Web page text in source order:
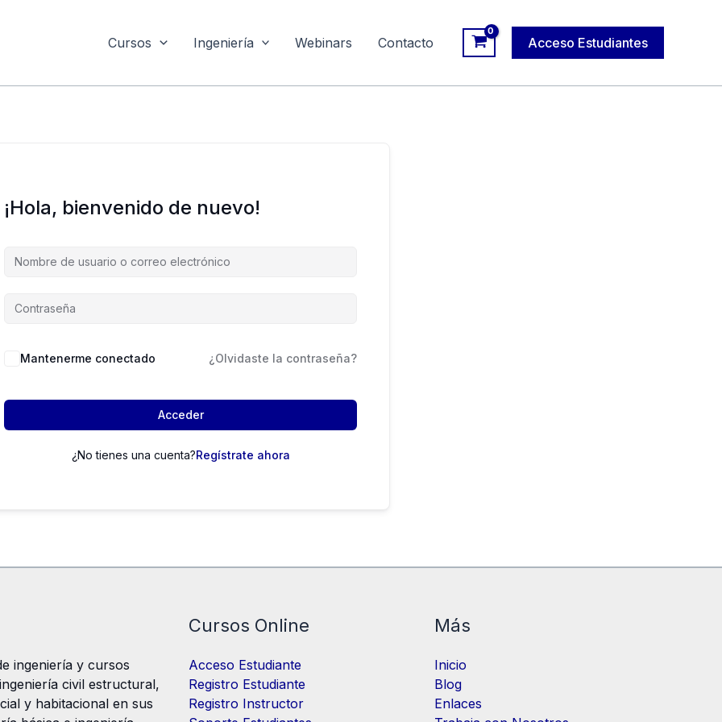
Cursos Ingeniería Webinars Contacto Acceso Estudiantes
¡Hola, bienvenido de nuevo!
Mantenerme conectado ¿Olvidaste la contraseña?
Acceder
¿No tienes una cuenta?Regístrate ahora
ingeniería y cursos
civil estructural,
y habitacional en sus
Cursos Online
Acceso Estudiante
Registro Estudiante
Registro Instructor
Más
Inicio
Blog
Enlaces